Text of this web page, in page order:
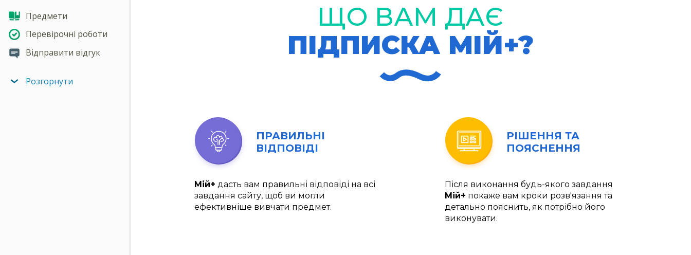
Предмети
Перевірочні роботи
Відправити відгук
Розгорнути
ЩО ВАМ ДАЄ
ПІДПИСКА МІЙ+?
ПРАВИЛЬНІ
ВІДПОВІДІ
Мій+ дасть вам правильні відповіді на всі
завдання сайту, щоб ви могли
ефективніше вивчати предмет.
РІШЕННЯ ТА
ПОЯСНЕННЯ
Після виконання будь-якого завдання
Мій+ покаже вам кроки розв'язання та
детально пояснить, як потрібно його
виконувати.